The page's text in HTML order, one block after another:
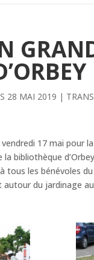
28 MAI 2019 |
17 mai pour
bibliothèque
tous les bénévoles
du jardinage